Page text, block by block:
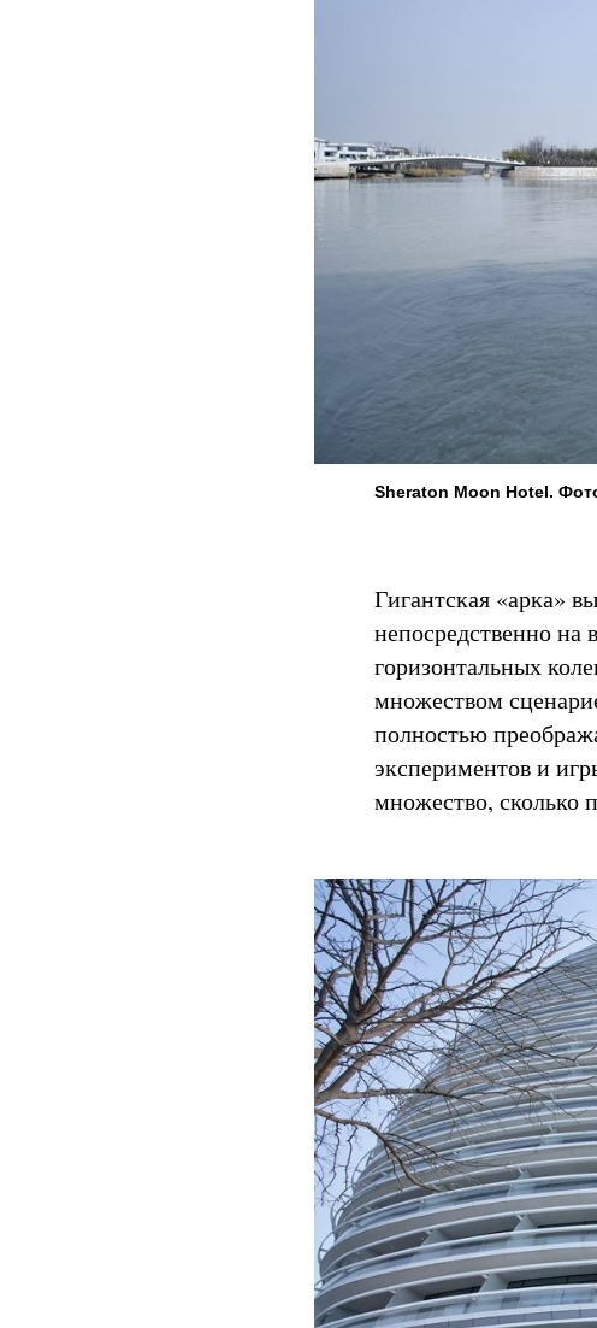
Sheraton Moon Hotel.
Гигантская «арка»
непосредственно
горизонтальных
множеством
полностью
экспериментов и
множество, сколько